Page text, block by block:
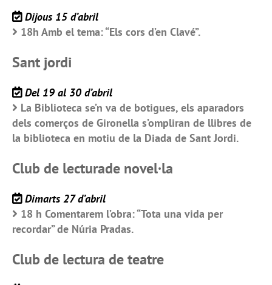
Dijous 15 d’abril
18h Amb el tema: “Els cors d’en Clavé”.
Sant jordi
Del 19 al 30 d’abril
La Biblioteca se’n va de botigues, els aparadors
dels comerços de Gironella s’ompliran de llibres de
la biblioteca en motiu de la Diada de Sant Jordi.
Club de lecturade novel·la
Dimarts 27 d’abril
18 h Comentarem l’obra: “Tota una vida per
recordar” de Núria Pradas.
Club de lectura de teatre